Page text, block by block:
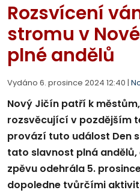
Rozsvícení
stromu v
plné andělů
Vydáno 6. prosince 2024 12:40 |
Nový Jičín patří k
rozsvěcující v pozdějším
provází tuto událost Den
tato slavnost plná
zpěvu odehrála 5.
dopoledne tvůrčími